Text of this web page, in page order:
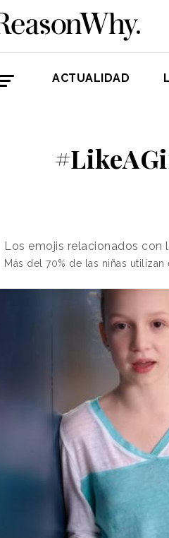
ACTUALIDAD
Los emojis relacionados
Más del 70% de las niñas utilizan